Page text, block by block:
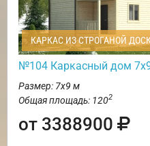
КАРКАС ИЗ СТРОГАНОЙ
№104 Каркасный дом
Размер: 7х9 м
Общая площадь: 1202
от 3388900